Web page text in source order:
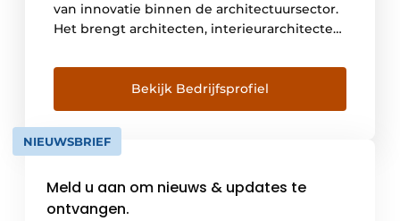
van innovatie binnen de architectuursector.
Het brengt architecten, interieurarchitecten
zorgvuldig gecureerde omgeving waar
hoogwaardige innovaties, inspirerende
ontmoetingen en kennisdeling centraal
staan. Dankzij de focus op relevante
productinnovaties en een kwalitatief
een inspirerend platform voor professionals
[…]
Bekijk Bedrijfsprofiel
NIEUWSBRIEF
Meld u aan om nieuws & updates te
ontvangen.